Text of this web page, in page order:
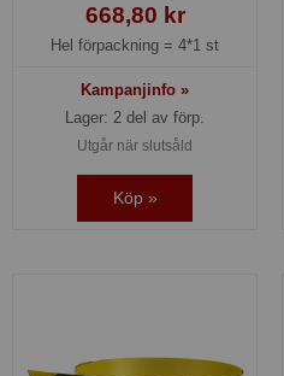
668,80 kr
Hel förpackning = 4*1 st
Kampanjinfo »
Lager: 2 del av förp.
Utgår när slutsåld
Köp »